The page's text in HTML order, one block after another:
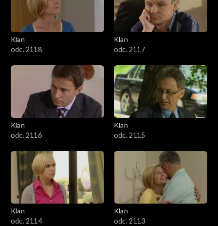
Klan
odc. 2118
Klan
odc. 2117
Klan
odc. 2116
Klan
odc. 2115
Klan
odc. 2114
Klan
odc. 2113